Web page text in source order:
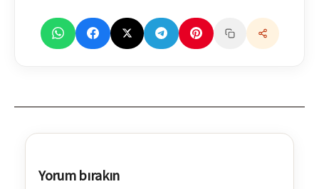
Yorum bırakın